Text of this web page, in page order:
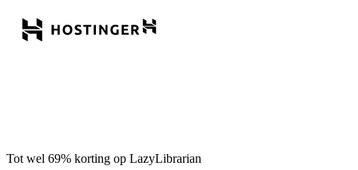
Tot wel 69% korting op LazyLibrarian